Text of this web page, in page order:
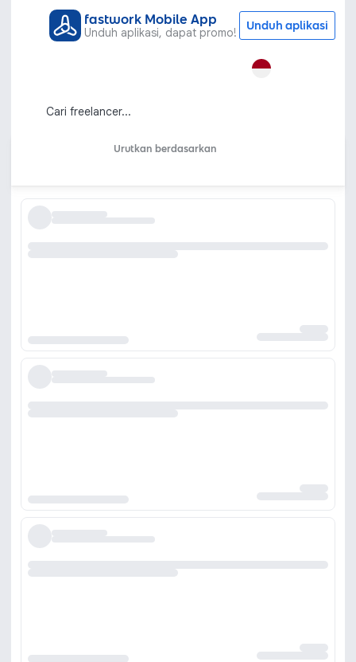
fastwork Mobile App
Unduh aplikasi, dapat promo! Unduh aplikasi
Master of Ceremony
Acara Kantor, Ulang Tahun, Lamaran
Urutkan berdasarkan